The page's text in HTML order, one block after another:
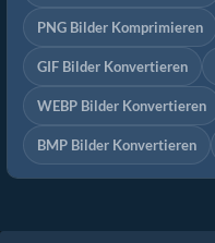
PNG Bilder Komprimieren
GIF Bilder Konvertieren
WEBP Bilder Konvertieren
BMP Bilder Konvertieren